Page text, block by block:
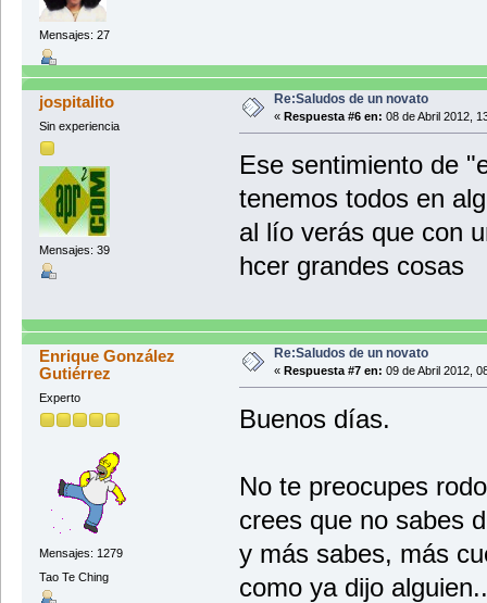
Mensajes: 27
jospitalito
Sin experiencia
Mensajes: 39
Re:Saludos de un novato
« Respuesta #6 en: 08 de Abril 2012,
Ese sentimiento de
tenemos todos en
al lío verás que con
hcer grandes cosas
Enrique González
Gutiérrez
Experto
Mensajes: 1279
Tao Te Ching
Re:Saludos de un novato
« Respuesta #7 en: 09 de Abril 2012,
Buenos días.
No te preocupes
crees que no sabes
y más sabes, más
como ya dijo